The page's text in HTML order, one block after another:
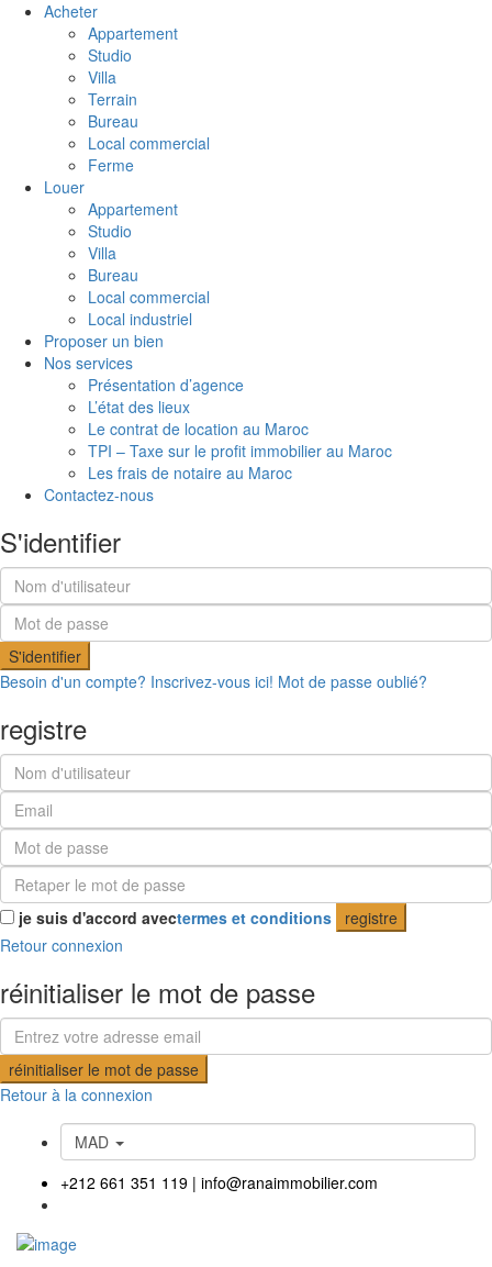
Acheter
Appartement
Studio
Villa
Terrain
Bureau
Local commercial
Ferme
Louer
Appartement
Studio
Villa
Bureau
Local commercial
Local industriel
Proposer un bien
Nos services
Présentation d’agence
L’état des lieux
Le contrat de location au Maroc
TPI – Taxe sur le profit immobilier au Maroc
Les frais de notaire au Maroc
Contactez-nous
S'identifier
S'identifier
Besoin d'un compte? Inscrivez-vous ici! Mot de passe oublié?
registre
je suis d'accord avectermes et conditions
registre
Retour connexion
réinitialiser le mot de passe
réinitialiser le mot de passe
Retour à la connexion
MAD
+212 661 351 119 | info@ranaimmobilier.com